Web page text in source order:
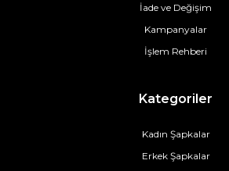
İade ve Değişim
Kampanyalar
İşlem Rehberi
Kategoriler
Kadın Şapkalar
Erkek Şapkalar